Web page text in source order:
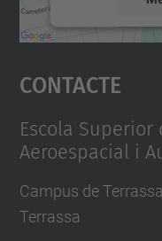
powered
Contacte
Escola Superior
Aeroespacial i
Campus de
Terrassa